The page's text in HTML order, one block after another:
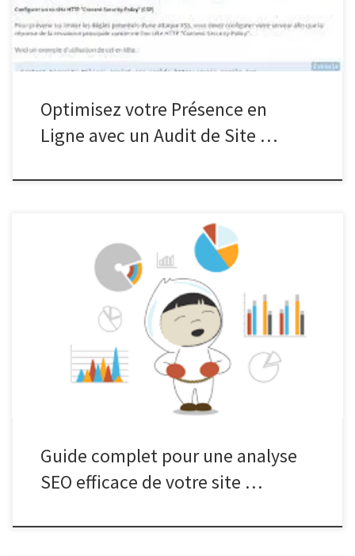
votre […]
Optimisez votre Présence en
Ligne avec un Audit de Site …
Analyse SEO d’un Site Web Analyse SEO d’un Site Web
L’optimisation pour les moteurs de recherche (SEO) est un aspect
crucial du succès en ligne d’un site web. Une analyse approfondie
du SEO d’un site permet d’identifier les points forts et les
faiblesses qui peuvent influencer sa visibilité et son […]
Guide complet pour une analyse
SEO efficace de votre site …